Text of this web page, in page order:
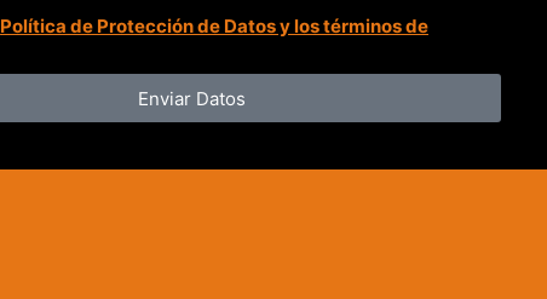
Política de Protección de Datos y los términos de
Enviar Datos